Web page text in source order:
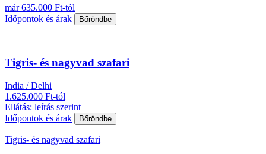
már 635.000 Ft-tól
Időpontok és árak
Bőröndbe
Tigris- és nagyvad szafari
India / Delhi
1.625.000 Ft-tól
Ellátás: leírás szerint
Időpontok és árak
Bőröndbe
Tigris- és nagyvad szafari